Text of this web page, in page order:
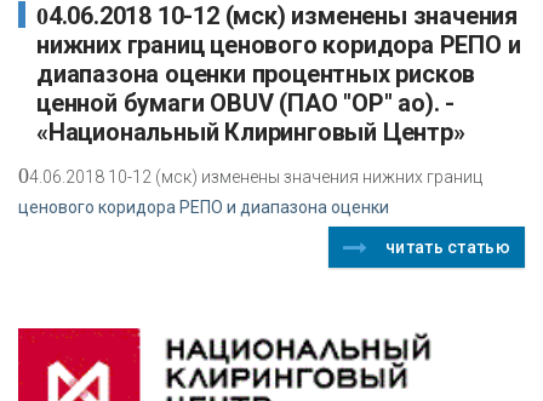
04.06.2018 10-12 (мск) изменены значения
нижних границ ценового коридора РЕПО и
диапазона оценки процентных рисков
ценной бумаги OBUV (ПАО "ОР" ао). -
«Национальный Клиринговый Центр»
04.06.2018 10-12 (мск) изменены значения нижних границ
ценового коридора РЕПО и диапазона оценки
читать статью